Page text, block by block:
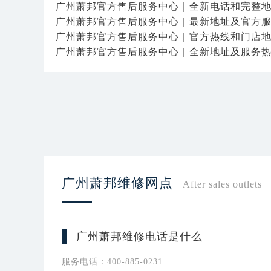
广州萧邦官方售后服务中心｜全新电话和完整地
广州萧邦官方售后服务中心｜最新地址及官方服
广州萧邦官方售后服务中心｜官方热线和门店地
广州萧邦官方售后服务中心｜全新地址及服务热
广州萧邦维修网点 After sales outlets
广州萧邦维修电话是什么
服务电话：400-885-0231